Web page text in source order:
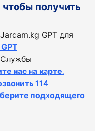
чтобы получить
GPT для
Службы
нас на карте.
114
подходящего